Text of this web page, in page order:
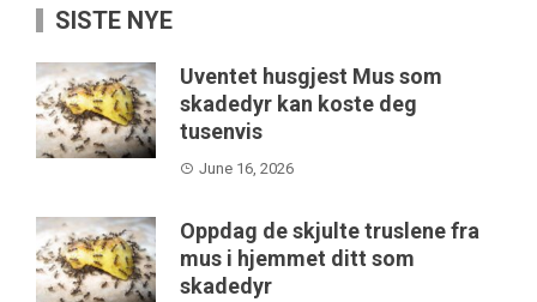
SISTE NYE
Uventet husgjest Mus som
skadedyr kan koste deg
tusenvis
June 16, 2026
Oppdag de skjulte truslene fra
mus i hjemmet ditt som
skadedyr